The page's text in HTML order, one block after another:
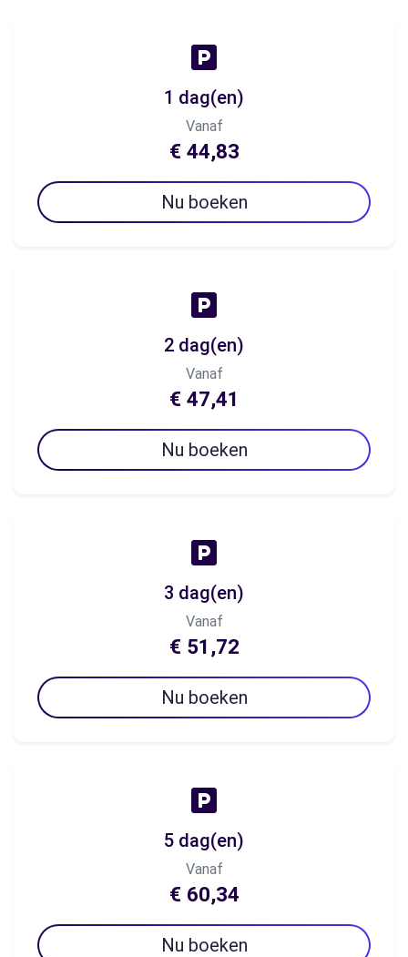
1 dag(en)
Vanaf
€ 44,83
Nu boeken
2 dag(en)
Vanaf
€ 47,41
Nu boeken
3 dag(en)
Vanaf
€ 51,72
Nu boeken
5 dag(en)
Vanaf
€ 60,34
Nu boeken